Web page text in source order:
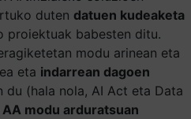
duten datuen kudeaketa
proiektuak babesten ditu.
modu arinean eta
eta indarrean dagoen
du (hala nola, AI Act eta Data
AA modu arduratsuan